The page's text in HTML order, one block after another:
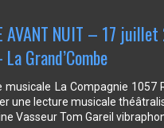
AVANT NUIT – 17
Grand’Combe
musicale La Compagnie
une lecture musicale
Vasseur Tom Gareil